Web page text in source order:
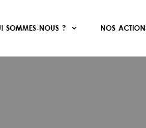
SOMMES-NOUS ? NOS